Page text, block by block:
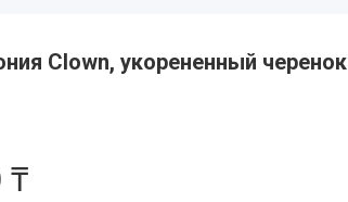
Clown, укорененный черенок
₸